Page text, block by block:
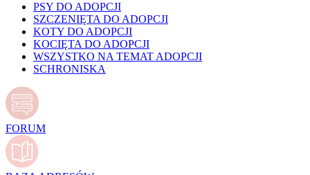
PSY DO ADOPCJI
SZCZENIĘTA DO ADOPCJI
KOTY DO ADOPCJI
KOCIĘTA DO ADOPCJI
WSZYSTKO NA TEMAT ADOPCJI
SCHRONISKA
FORUM